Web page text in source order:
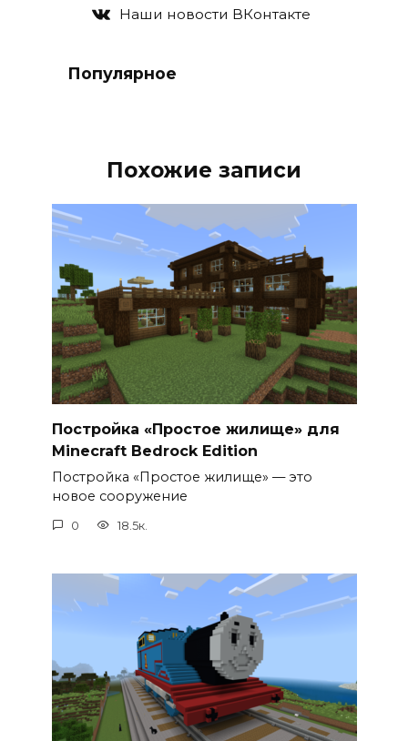
Наши новости ВКонтакте
Популярное
Похожие записи
Постройка «Простое жилище» для
Minecraft Bedrock Edition
Постройка «Простое жилище» — это
новое сооружение
0 18.5к.